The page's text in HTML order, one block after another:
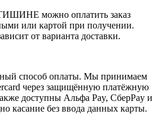
можно оплатить заказ
или картой при получении.
от варианта доставки.
способ оплаты. Мы принимаем
через защищённую платёжную
доступны Альфа Pay, СберPay и
касание без ввода данных карты.